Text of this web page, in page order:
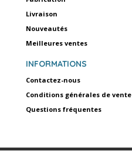
Livraison
Nouveautés
Meilleures ventes
INFORMATIONS
Contactez-nous
Conditions générales de vente
Questions fréquentes